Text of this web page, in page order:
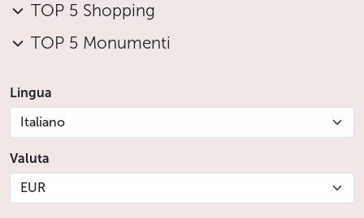
TOP 5 Shopping
TOP 5 Monumenti
Lingua
Italiano
Valuta
EUR